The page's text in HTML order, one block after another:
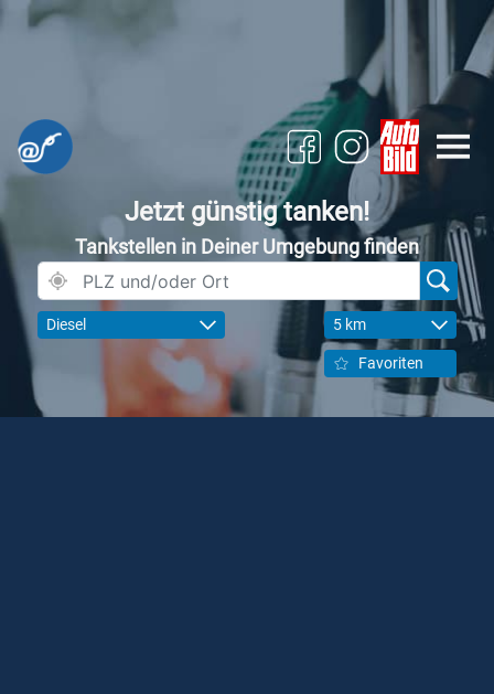
Jetzt günstig tanken!
Tankstellen in Deiner Umgebung finden
Diesel 5 km
Favoriten